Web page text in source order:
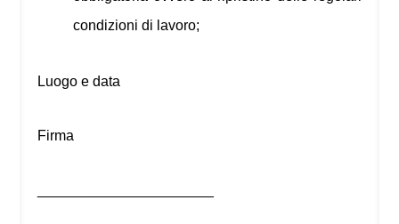
condizioni di lavoro;
Luogo e data
Firma